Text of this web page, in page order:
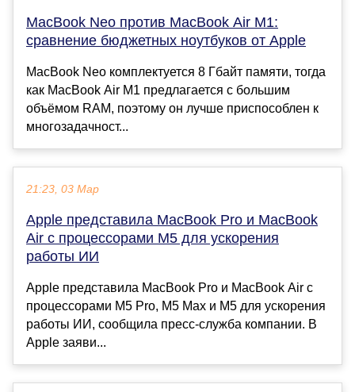
MacBook Neo против MacBook Air M1:
сравнение бюджетных ноутбуков от Apple
MacBook Neo комплектуется 8 Гбайт памяти, тогда
как MacBook Air M1 предлагается с большим
объёмом RAM, поэтому он лучше приспособлен к
многозадачност...
21:23, 03 Мар
Apple представила MacBook Pro и MacBook
Air с процессорами М5 для ускорения
работы ИИ
Apple представила MacBook Pro и MacBook Air с
процессорами М5 Pro, М5 Max и M5 для ускорения
работы ИИ, сообщила пресс-служба компании. В
Apple заяви...